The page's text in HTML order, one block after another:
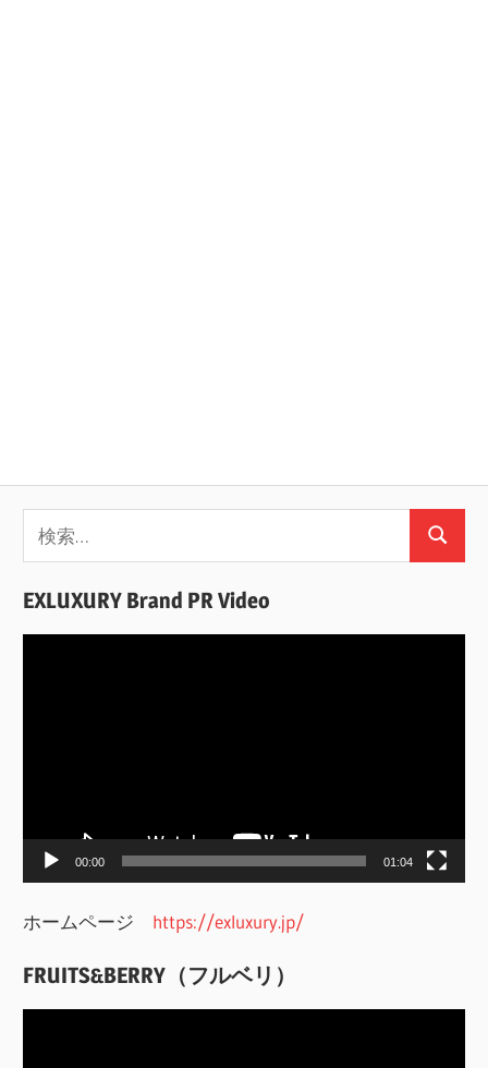
検
EXLUXURY Brand PR Video
ー
00:00 01:04
ホームページ https://exluxury.jp/
FRUITS&BERRY（フルベリ）